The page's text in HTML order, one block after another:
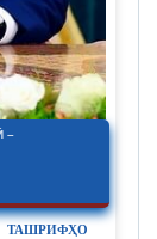
–
ТАШРИФҲО